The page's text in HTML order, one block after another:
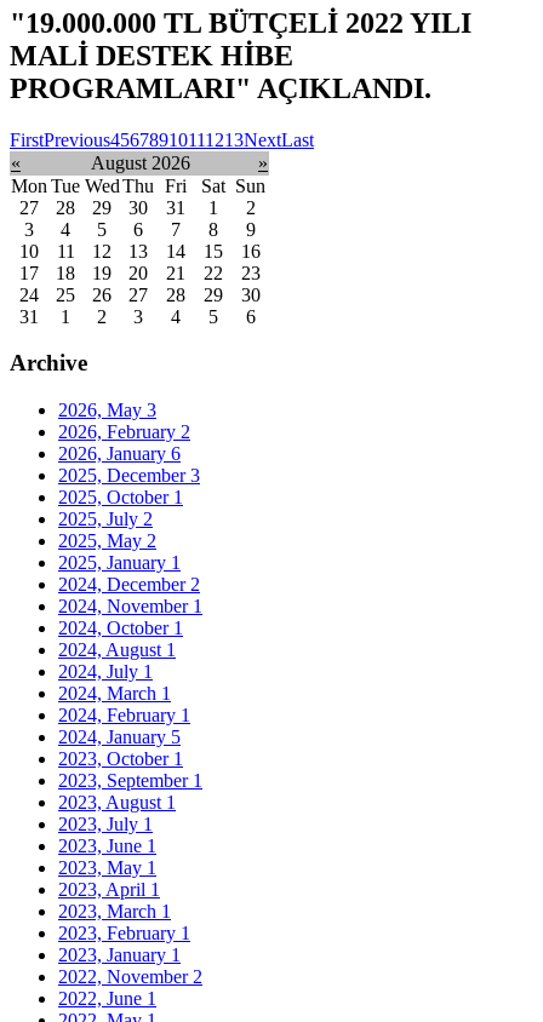
"19.000.000 TL BÜTÇELİ 2022 YILI
MALİ DESTEK HİBE
PROGRAMLARI" AÇIKLANDI.
FirstPrevious45678910111213NextLast
«
August 2026
»
Mon Tue WedThu Fri Sat Sun
27
28 29 30 31 1
2
3
4 5 6 7 8
9
10
11 12 13 14 15
16
17
18 19 20 21 22
23
24
25 26 27 28 29
30
31
1 2 3 4 5 6
Archive
2026, May 3
2026, February 2
2026, January 6
2025, December3
2025, October 1
2025, July 2
2025, May 2
2025, January 1
2024, December 2
2024, November 1
2024, October 1
2024, August 1
2024, July 1
2024, March 1
2024, February 1
2024, January 5
2023, October 1
2023, September 1
2023, August 1
2023, July 1
2023, June 1
2023, May 1
2023, April 1
2023, March 1
2023, February 1
2023, January 1
2022, November 2
2022, June 1